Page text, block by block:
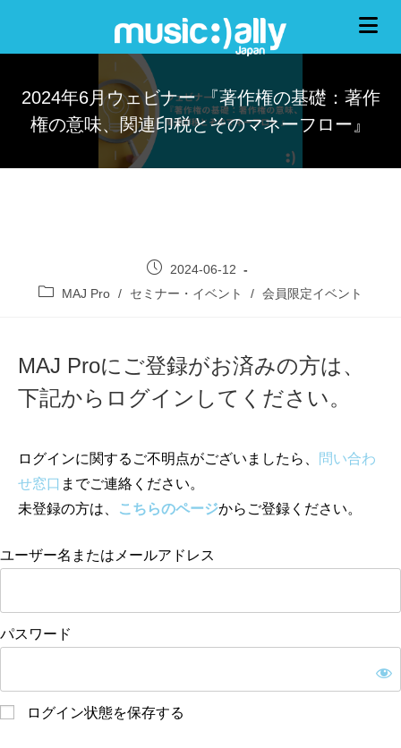
2024年6月ウェビナー 『著作権の基礎：著作
権の意味、関連印税とそのマネーフロー』
2024-06-12
MAJ Pro / セミナー・イベント / 会員限定イベント
MAJ Proにご登録がお済みの方は、
下記からログインしてください。
ログインに関するご不明点がございましたら、
問い合わ
せ窓口 までご連絡ください。
未登録の方は、
こちらのページからご登録ください。
ユーザー名またはメールアドレス
パスワード
ログイン状態を保存する